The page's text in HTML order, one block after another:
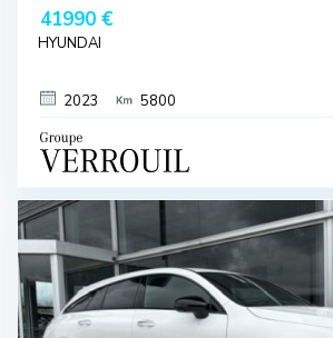
41990 €
HYUNDAI
2023 5800